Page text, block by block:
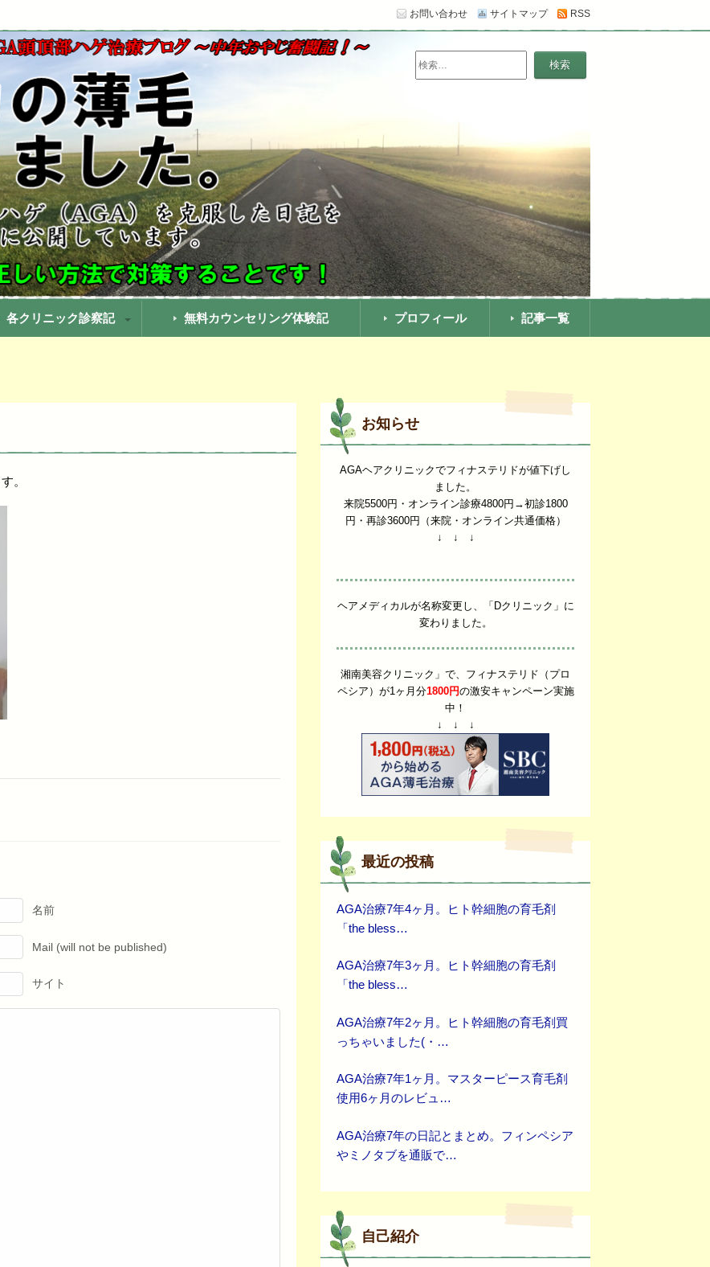
お問い合わせ サイトマップ RSS
ログ！中年おやじ奮闘記
たして治るのか？実際に私が治療していったことをまとめています。【追記】スカスカだった薄毛がほぼ治
検
索:
各クリニック診察記 無料カウンセリング体験記 プロフィール 記事一覧
。
名前
Mail (will not be published)
サイト
お知らせ
AGAヘアクリニックでフィナステリドが値下げし
ました。
来院5500円・オンライン診療4800円→初診1800
円・再診3600円（来院・オンライン共通価格）
↓ ↓ ↓
ヘアメディカルが名称変更し、「Dクリニック」に
変わりました。
湘南美容クリニック」で、フィナステリド（プロ
ペシア）が1ヶ月分1800円の激安キャンペーン実施
中！
↓ ↓ ↓
最近の投稿
AGA治療7年4ヶ月。ヒト幹細胞の育毛剤
「the bless…
AGA治療7年3ヶ月。ヒト幹細胞の育毛剤
「the bless…
AGA治療7年2ヶ月。ヒト幹細胞の育毛剤買
っちゃいました(・…
AGA治療7年1ヶ月。マスターピース育毛剤
使用6ヶ月のレビュ…
AGA治療7年の日記とまとめ。フィンペシア
やミノタブを通販で…
自己紹介